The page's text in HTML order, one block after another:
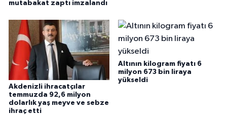
mutabakat zaptı imzalandı
Akdenizli ihracatçılar
temmuzda 92,6 milyon
dolarlık yaş meyve ve sebze
ihraç etti
Altının kilogram fiyatı 6
milyon 673 bin liraya
yükseldi